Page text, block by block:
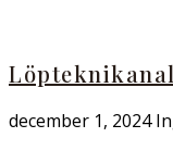
december 1, 2024